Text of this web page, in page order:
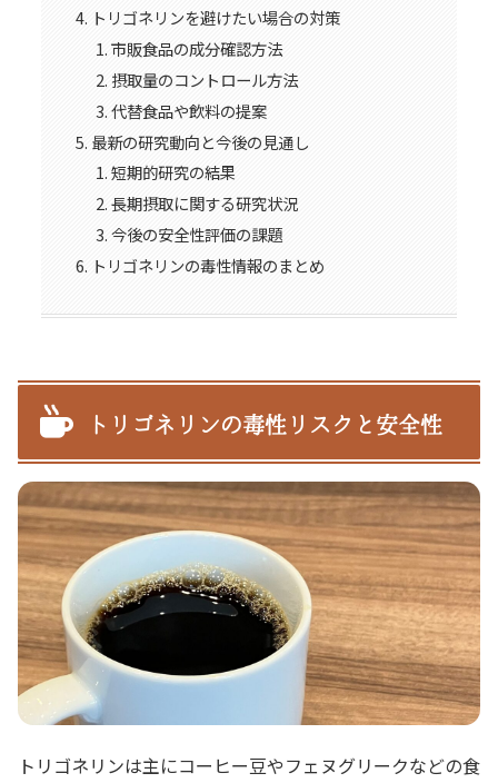
トリゴネリンを避けたい場合の対策
市販食品の成分確認方法
摂取量のコントロール方法
代替食品や飲料の提案
最新の研究動向と今後の見通し
短期的研究の結果
長期摂取に関する研究状況
今後の安全性評価の課題
トリゴネリンの毒性情報のまとめ
トリゴネリンの毒性リスクと安全性
トリゴネリンは主にコーヒー豆やフェヌグリークなどの食